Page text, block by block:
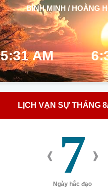
BÌNH MINH / HOÀNG
5:31 AM
LỊCH VẠN SỰ THÁNG
‹ 7 ›
Ngày hắc đạo